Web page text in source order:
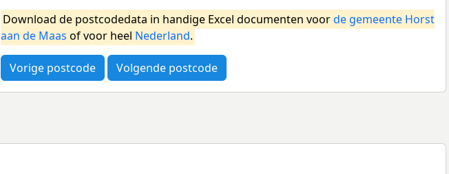
Download de postcodedata in handige Excel documenten voorde gemeente Horst
aan de Maas of voor heel Nederland.
Vorige postcode Volgende postcode